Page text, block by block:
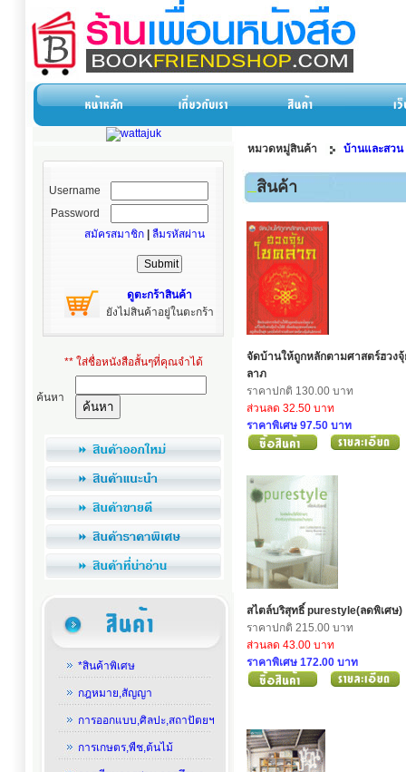
Username
Password
สมัครสมาชิก
ลืมรหัสผ่าน
ดูตะกร้าสินค้า
ยังไม่สินค้าอยู่ในตะกร้า
** ใส่ชื่อหนังสือสั้นๆที่คุณจำได้
ค้นหา
*สินค้าพิเศษ
กฎหมาย,สัญญา
การออกแบบ,ศิลปะ,สถาปัตยฯ
การเกษตร,พืช,ต้นไม้
หมวดหมู่สินค้า บ้านและสวน
สินค้า
จัดบ้านให้ถูกหลักตามศาสตร์ฮวง
ลาภ
ราคาปกติ 130.00 บาท
ส่วนลด 32.50 บาท
ราคาพิเศษ 97.50 บาท
สไตล์บริสุทธิ์ purestyle(ลดพิเศษ)
ราคาปกติ 215.00 บาท
ส่วนลด 43.00 บาท
ราคาพิเศษ 172.00 บาท